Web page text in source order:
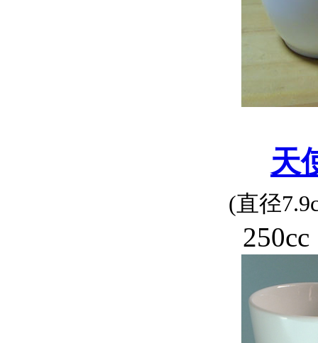
天
(直径